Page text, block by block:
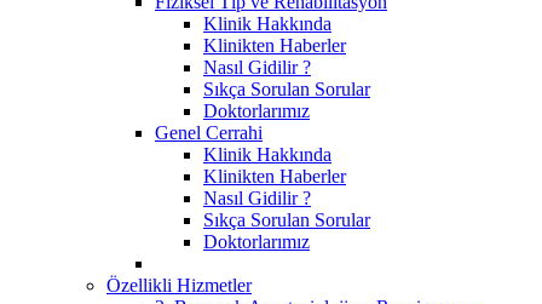
Klinik Hakkında
Klinikten Haberler
Nasıl Gidilir ?
Sıkça Sorulan Sorular
Doktorlarımız
Genel Cerrahi
Klinik Hakkında
Klinikten Haberler
Nasıl Gidilir ?
Sıkça Sorulan Sorular
Doktorlarımız
Özellikli Hizmetler